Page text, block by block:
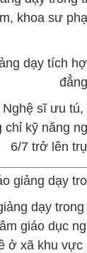
khoa sư
dạy tích
sĩ ưu
chỉ kỹ năng
6/7 trở lên
giảng dạy
dạy
giáo dục
ở xã khu vực